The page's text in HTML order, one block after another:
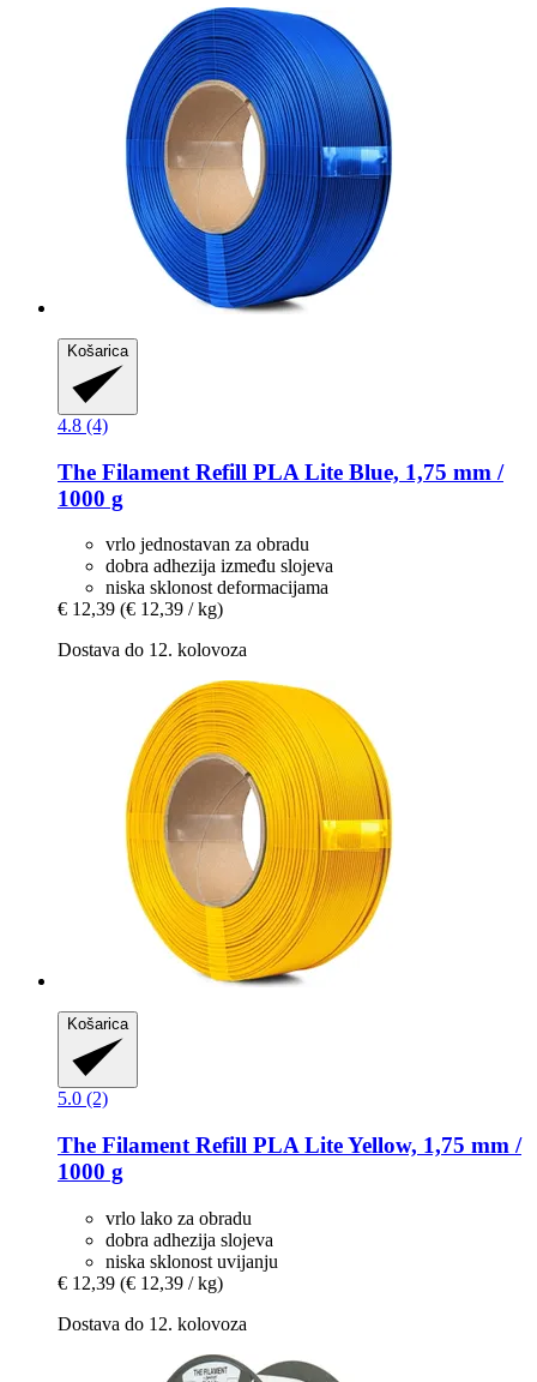
Košarica
4.8 (4)
The Filament Refill PLA Lite Blue, 1,75 mm /
1000 g
vrlo jednostavan za obradu
dobra adhezija između slojeva
niska sklonost deformacijama
€ 12,39 (€ 12,39 / kg)
Dostava do 12. kolovoza
Košarica
5.0 (2)
The Filament Refill PLA Lite Yellow, 1,75 mm /
1000 g
vrlo lako za obradu
dobra adhezija slojeva
niska sklonost uvijanju
€ 12,39 (€ 12,39 / kg)
Dostava do 12. kolovoza